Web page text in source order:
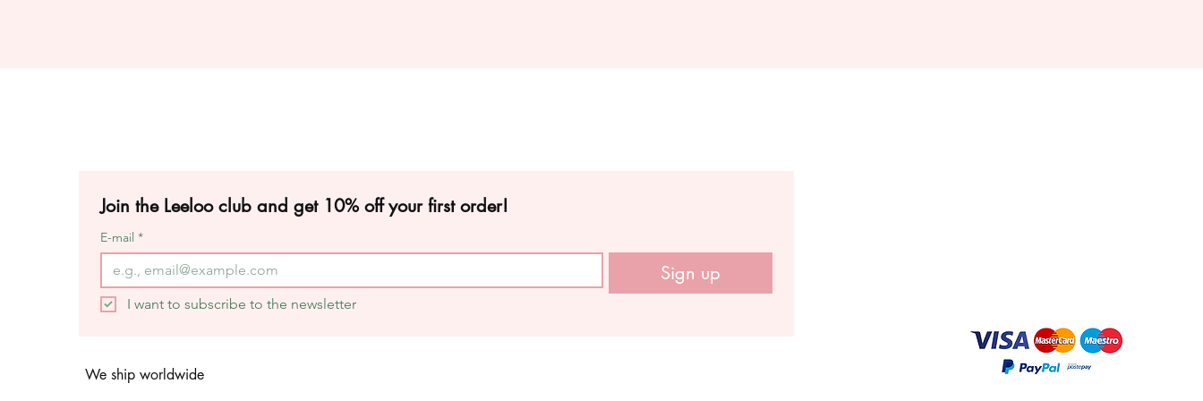
Join the Leeloo club and get 10% off your first order!
E-mail *
Sign up
I want to subscribe to the newsletter
We ship worldwide